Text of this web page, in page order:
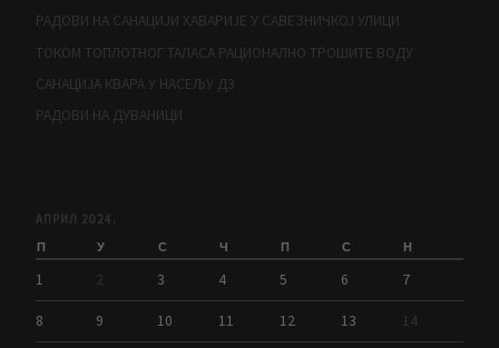
РАДОВИ НА САНАЦИЈИ ХАВАРИЈЕ У САВЕЗНИЧКОЈ УЛИЦИ
ТОКОМ ТОПЛОТНОГ ТАЛАСА РАЦИОНАЛНО ТРОШИТЕ ВОДУ
САНАЦИЈА КВАРА У НАСЕЉУ Д3
РАДОВИ НА ДУВАНИЦИ
АПРИЛ 2024.
П У С Ч П С Н
1 2 3 4 5 6 7
8 9 10 11 12 13 14